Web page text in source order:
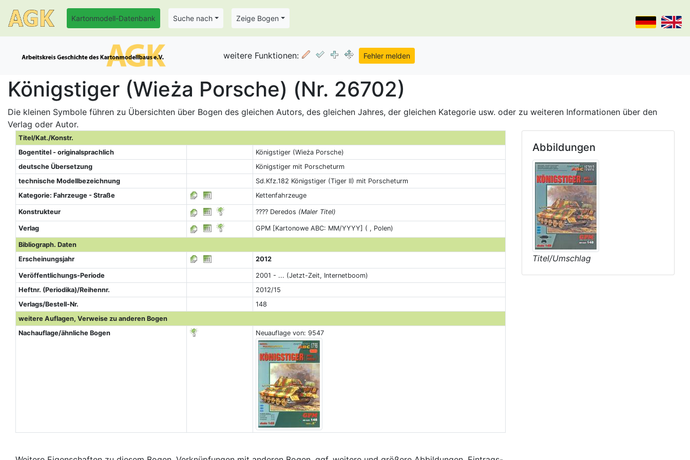
Kartonmodell-Datenbank Suche nach Zeige Bogen
weitere Funktionen:
Königstiger (Wieża Porsche) (Nr. 26702)
Die kleinen Symbole führen zu Übersichten über Bogen des gleichen Autors, des gleichen Jahres, der gleichen Kategorie usw. oder zu weiteren Informationen über den
Verlag oder Autor.
Titel/Kat./Konstr.
Bogentitel - originalsprachlich
Königstiger (Wieża Porsche)
deutsche Übersetzung
Königstiger mit Porscheturm
technische Modellbezeichnung
Sd.Kfz.182 Königstiger (Tiger II) mit Porscheturm
Kategorie: Fahrzeuge - Straße
Kettenfahrzeuge
Konstrukteur ???? Deredos (Maler Titel)
Verlag GPM [Kartonowe ABC: MM/YYYY] ( , Polen)
Bibliograph. Daten
Erscheinungsjahr
2012
Veröffentlichungs-Periode
2001 - ... (Jetzt-Zeit, Internetboom)
Heftnr. (Periodika)/Reihennr.
2012/15
Verlags/Bestell-Nr.
148
weitere Auflagen, Verweise zu anderen Bogen
Nachauflage/ähnliche Bogen
Neuauflage von: 9547
Abbildungen
Titel/Umschlag